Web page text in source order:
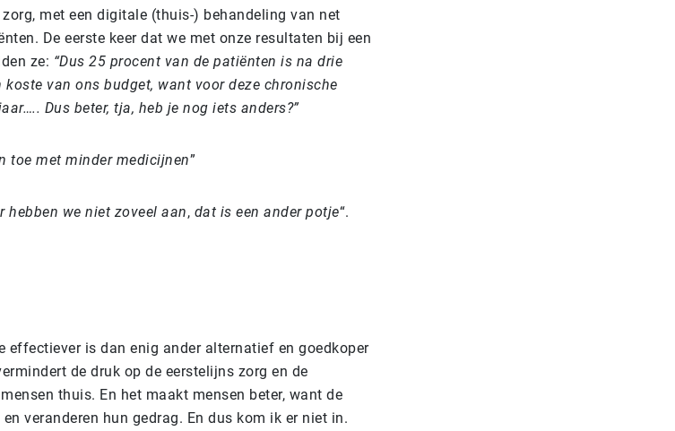
met een digitale (thuis-) behandeling van net
De eerste keer dat we met onze resultaten bij een
ze: “Dus 25 procent van de patiënten is na drie
van ons budget, want voor deze chronische
Dus beter, tja, heb je nog iets anders?”
toe met minder medicijnen”
hebben we niet zoveel aan, dat is een ander potje“.
effectiever is dan enig ander alternatief en goedkoper
de druk op de eerstelijns zorg en de
thuis. En het maakt mensen beter, want de
veranderen hun gedrag. En dus kom ik er niet in.